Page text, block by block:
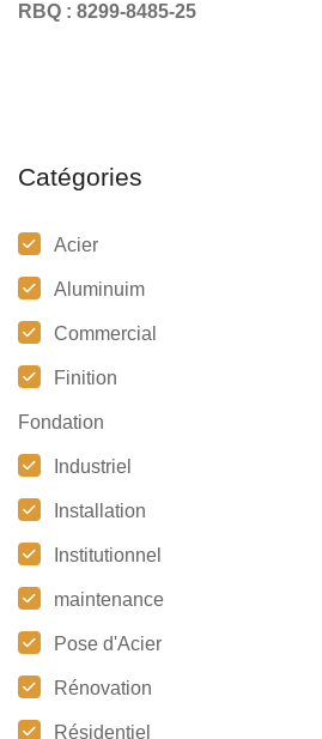
RBQ : 8299-8485-25
Catégories
Acier
Aluminuim
Commercial
Finition
Fondation
Industriel
Installation
Institutionnel
maintenance
Pose d'Acier
Rénovation
Résidentiel